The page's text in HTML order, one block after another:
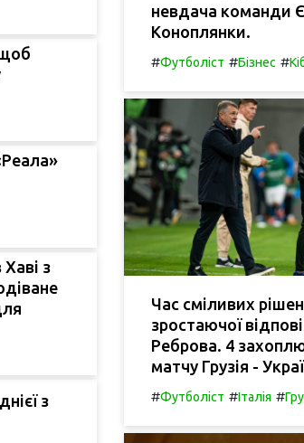
з
з
невдача команди
Коноплянки.
#Футболіст #Бізнес #
Час сміливих
зростаючої
Реброва. 4
матчу Грузія -
#Футболіст #Італія #